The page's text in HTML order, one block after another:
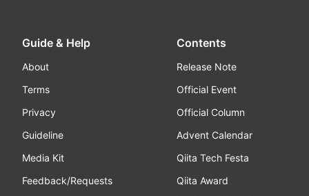
Guide & Help
About
Terms
Privacy
Guideline
Media Kit
Feedback/Requests
Contents
Release Note
Official Event
Official Column
Advent Calendar
Qiita Tech Festa
Qiita Award